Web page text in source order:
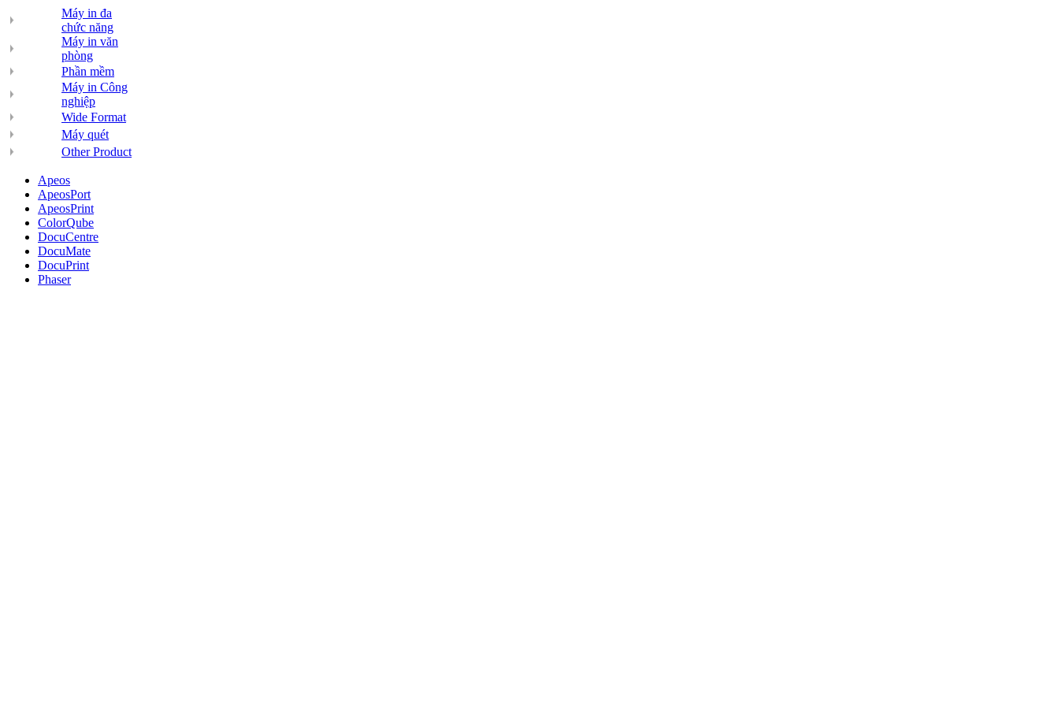
Máy in đa
chức năng
Máy in văn
phòng
Phần mềm
Máy in Công
nghiệp
Wide Format
Máy quét
Other Product
Apeos
ApeosPort
ApeosPrint
ColorQube
DocuCentre
DocuMate
DocuPrint
Phaser